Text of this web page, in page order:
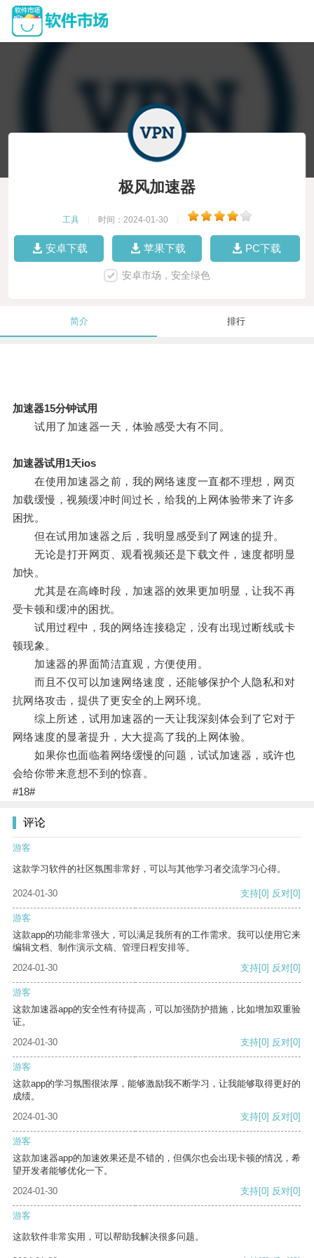
极风加速器
工具 时间：2024-01-30
安卓下载 苹果下载 PC下载
安卓市场，安全绿色
简介 排行
加速器15分钟试用
试用了加速器一天，体验感受大有不同。
加速器试用1天ios
在使用加速器之前，我的网络速度一直都不理想，网页
加载缓慢，视频缓冲时间过长，给我的上网体验带来了许多
困扰。
但在试用加速器之后，我明显感受到了网速的提升。
无论是打开网页、观看视频还是下载文件，速度都明显
加快。
尤其是在高峰时段，加速器的效果更加明显，让我不再
受卡顿和缓冲的困扰。
试用过程中，我的网络连接稳定，没有出现过断线或卡
顿现象。
加速器的界面简洁直观，方便使用。
而且不仅可以加速网络速度，还能够保护个人隐私和对
抗网络攻击，提供了更安全的上网环境。
综上所述，试用加速器的一天让我深刻体会到了它对于
网络速度的显著提升，大大提高了我的上网体验。
如果你也面临着网络缓慢的问题，试试加速器，或许也
会给你带来意想不到的惊喜。
#18#
评论
游客
这款学习软件的社区氛围非常好，可以与其他学习者交流学习心得。
2024-01-30 支持[0] 反对[0]
游客
这款app的功能非常强大，可以满足我所有的工作需求。我可以使用它来
编辑文档、制作演示文稿、管理日程安排等。
2024-01-30
支持[0] 反对[0]
游客
这款加速器app的安全性有待提高，可以加强防护措施，比如增加双重验
证。
2024-01-30
支持[0] 反对[0]
游客
这款app的学习氛围很浓厚，能够激励我不断学习，让我能够取得更好的
成绩。
2024-01-30
支持[0] 反对[0]
游客
这款加速器app的加速效果还是不错的，但偶尔也会出现卡顿的情况，希
望开发者能够优化一下。
2024-01-30
支持[0] 反对[0]
游客
这款软件非常实用，可以帮助我解决很多问题。